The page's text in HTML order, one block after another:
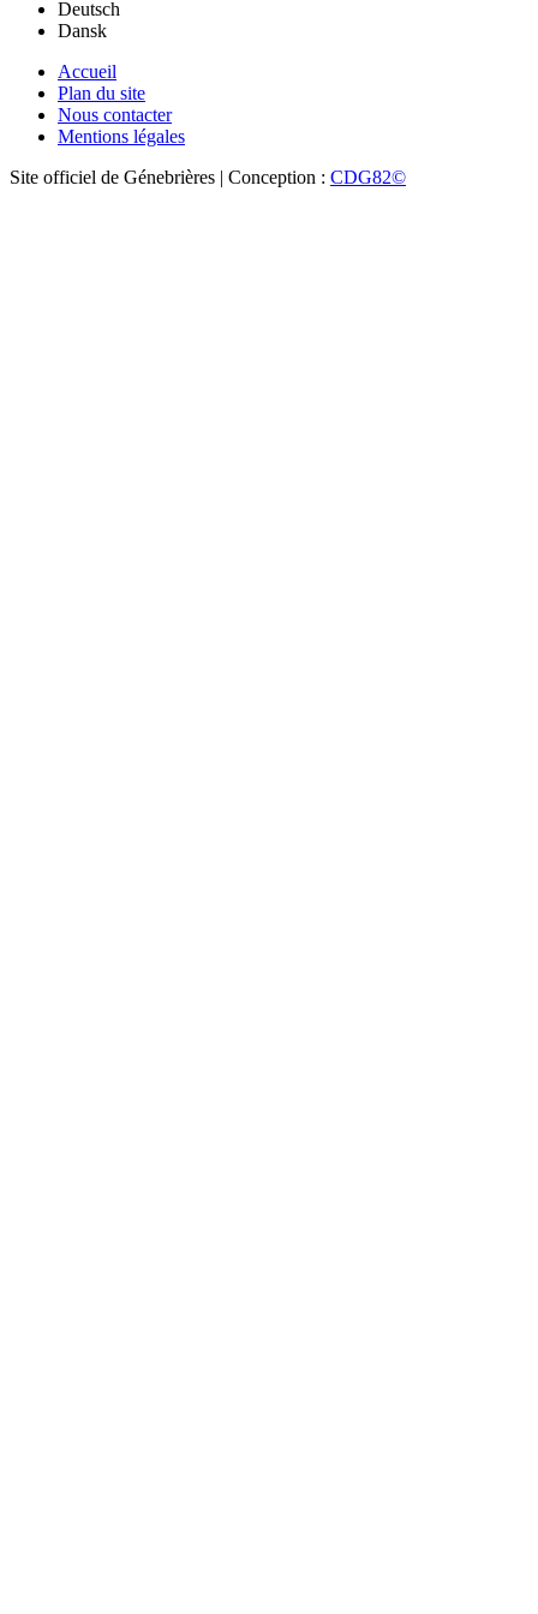
Deutsch
Dansk
Accueil
Plan du site
Nous contacter
Mentions légales
Site officiel de Génebrières | Conception : CDG82©